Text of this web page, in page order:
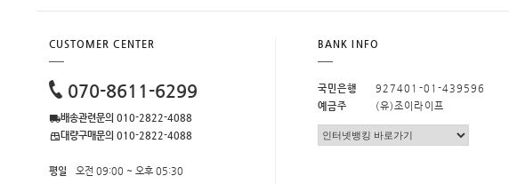
CUSTOMER CENTER
070-8611-6299
배송관련문의 010-2822-4088
대량구매문의 010-2822-4088
평일
오전 09:00 ~ 오후 05:30
BANK INFO
국민은행
927401-01-439596
예금주
(유)조이라이프